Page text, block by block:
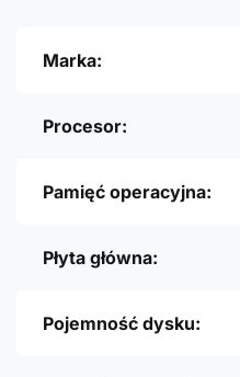
Marka:
Procesor:
Pamięć operacyjna:
Płyta główna:
Pojemność dysku: